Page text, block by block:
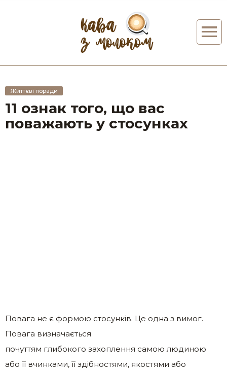
Життєві поради
11 ознак того, що вас
поважають у стосунках
Повага не є формою стосунків. Це одна з вимог.
Повага визначається
почуттям глибокого захоплення самою людиною
або її вчинками, її здібностями, якостями або